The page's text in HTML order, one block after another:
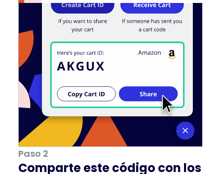
Paso 2
Comparte este código con los